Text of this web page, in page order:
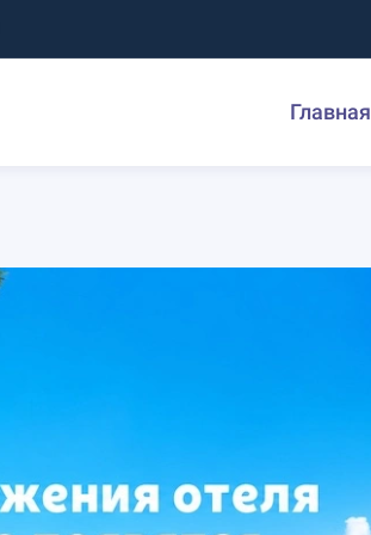
Главная